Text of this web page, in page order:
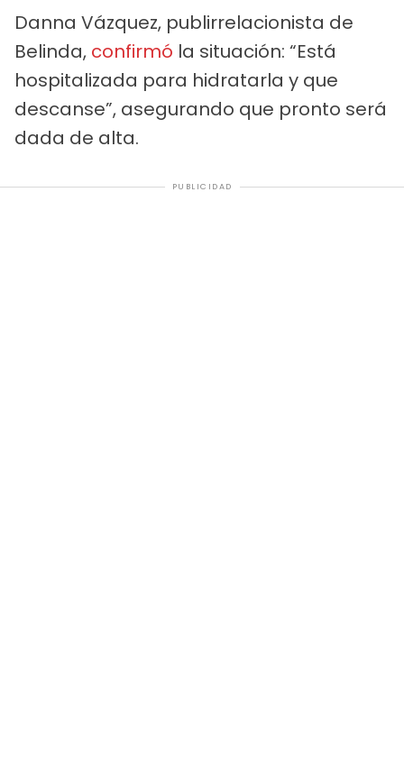
Danna Vázquez, publirrelacionista de
Belinda, confirmó la situación: “Está
hospitalizada para hidratarla y que
descanse”, asegurando que pronto será
dada de alta.
PUBLICIDAD